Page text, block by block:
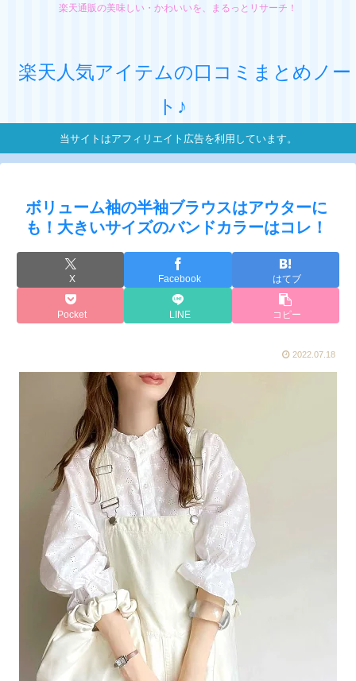
楽天通販の美味しい・かわいいを、まるっとリサーチ！
楽天人気アイテムの口コミまとめノー
ト♪
当サイトはアフィリエイト広告を利用しています。
ボリューム袖の半袖ブラウスはアウターに
も！大きいサイズのバンドカラーはコレ！
X Facebook はてブ
Pocket LINE コピー
2022.07.18